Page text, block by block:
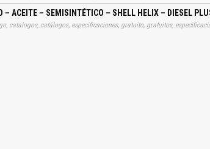
– ACEITE – SEMISINTÉTICO – SHELL HELIX – DIESEL